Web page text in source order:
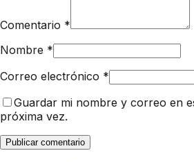
Comentario *
Nombre *
Correo electrónico *
Guardar mi nombre y correo en
próxima vez.